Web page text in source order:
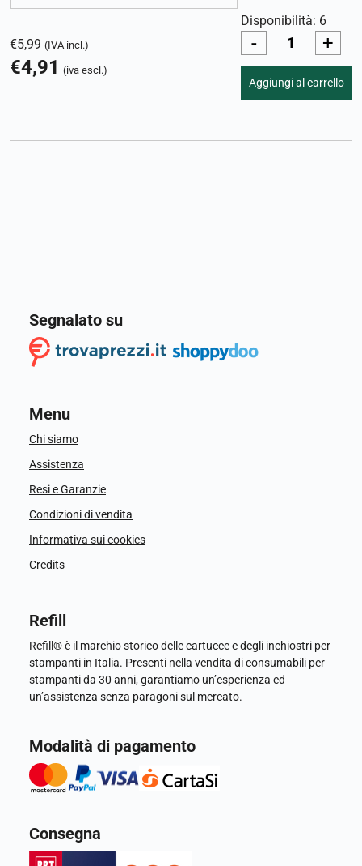
€5,99 (IVA incl.)
€4,91 (iva escl.)
Disponibilità: 6
- +
Aggiungi al carrello
Segnalato su
Menu
Chi siamo
Assistenza
Resi e Garanzie
Condizioni di vendita
Informativa sui cookies
Credits
Refill
Refill® è il marchio storico delle cartucce e degli inchiostri per
stampanti in Italia. Presenti nella vendita di consumabili per
stampanti da 30 anni, garantiamo un’esperienza ed
un’assistenza senza paragoni sul mercato.
Modalità di pagamento
Consegna